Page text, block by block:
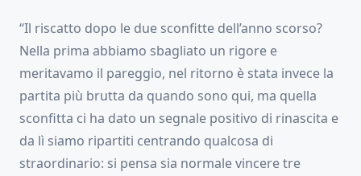
“Il riscatto dopo le due sconfitte dell’anno scorso?
Nella prima abbiamo sbagliato un rigore e
meritavamo il pareggio, nel ritorno è stata invece la
partita più brutta da quando sono qui, ma quella
sconfitta ci ha dato un segnale positivo di rinascita e
da lì siamo ripartiti centrando qualcosa di
straordinario: si pensa sia normale vincere tre